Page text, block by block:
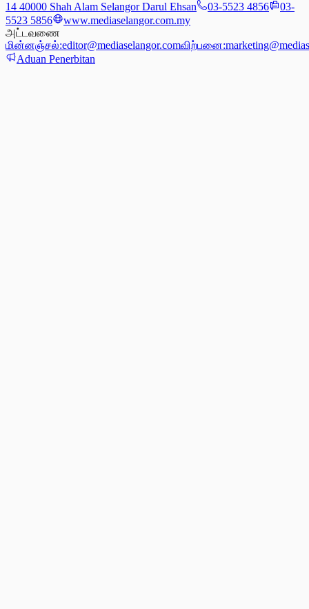
14 40000 Shah Alam Selangor Darul Ehsan
03-5523 4856
03-
5523 5856
www.mediaselangor.com.my
அட்டவணை
மின்னஞ்சல்:editor@mediaselangor.comவிற்பனை:
Aduan Penerbitan